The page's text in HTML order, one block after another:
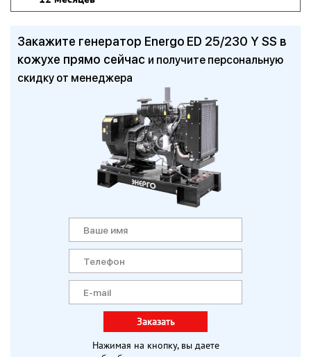
Закажите генератор Energo ED 25/230 Y SS в
кожухе прямо сейчас и получите персональную
скидку от менеджера
Заказать
Нажимая на кнопку, вы даете